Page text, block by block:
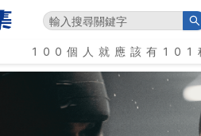
100個人就應該有101